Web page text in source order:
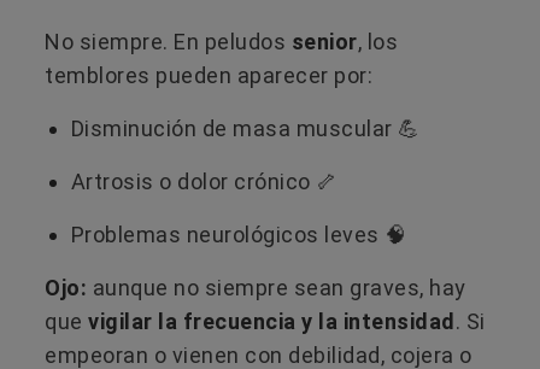
No siempre. En peludos senior, los
temblores pueden aparecer por:
Disminución de masa muscular 💪
Artrosis o dolor crónico 🦴
Problemas neurológicos leves 🧠
Ojo: aunque no siempre sean graves, hay
que vigilar la frecuencia y la intensidad . Si
empeoran o vienen con debilidad, cojera o